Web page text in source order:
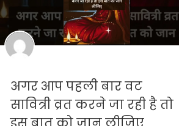
अगर आप पहली बार वट
सावित्री व्रत करने जा रही है तो